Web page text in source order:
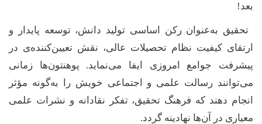
بعد!
تحقیق به‌عنوان رکن اساسی تولید دانش، توسعه پایدار و
ارتقای کیفیت نظام تحصیلات عالی، نقش تعیین‌کننده‌ی در
پیشرفت جوامع امروزی ایفا می‌نماید. پوهنتون‌ها زمانی
می‌توانند رسالت علمی و اجتماعی خویش را به‌گونه مؤثر
انجام دهند که فرهنگ تحقیق، تفکر نقادانه و نشرات علمی
معیاری در آن‌ها نهادینه گردد.